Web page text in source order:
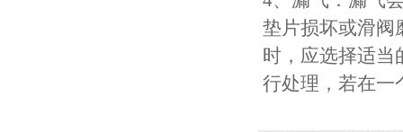
垫片损坏或滑阀
时，应选择适
行处理，若在一